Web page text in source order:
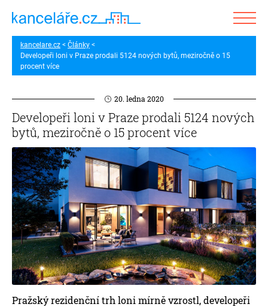
kancelare.cz
Články
Developeři loni v Praze prodali 5124 nových bytů, meziročně o 15
procent více
20. ledna 2020
Developeři loni v Praze prodali 5124 nových
bytů, meziročně o 15 procent více
Pražský rezidenční trh loni mírně vzrostl, developeři